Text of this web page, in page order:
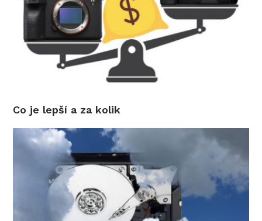
Co je lepší a za kolik